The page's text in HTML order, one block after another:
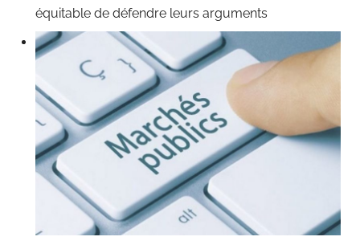
équitable de défendre leurs arguments